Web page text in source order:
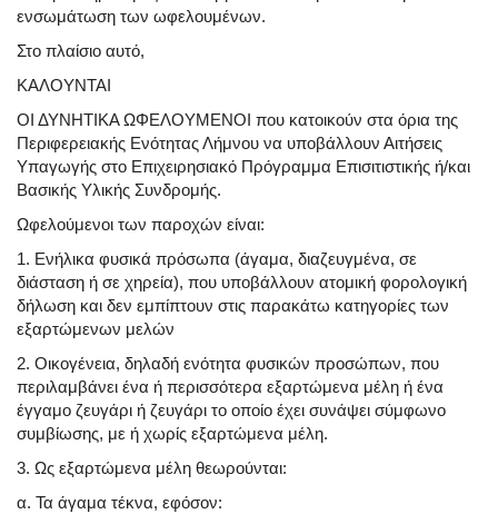
ενσωμάτωση των ωφελουμένων.
Στο πλαίσιο αυτό,
ΚΑΛΟΥΝΤΑΙ
ΟΙ ΔΥΝΗΤΙΚΑ ΩΦΕΛΟΥΜΕΝΟΙ που κατοικούν στα όρια της
Περιφερειακής Ενότητας Λήμνου να υποβάλλουν Αιτήσεις
Υπαγωγής στο Επιχειρησιακό Πρόγραμμα Επισιτιστικής ή/και
Βασικής Υλικής Συνδρομής.
Ωφελούμενοι των παροχών είναι:
1. Ενήλικα φυσικά πρόσωπα (άγαμα, διαζευγμένα, σε
διάσταση ή σε χηρεία), που υποβάλλουν ατομική φορολογική
δήλωση και δεν εμπίπτουν στις παρακάτω κατηγορίες των
εξαρτώμενων μελών
2. Οικογένεια, δηλαδή ενότητα φυσικών προσώπων, που
περιλαμβάνει ένα ή περισσότερα εξαρτώμενα μέλη ή ένα
έγγαμο ζευγάρι ή ζευγάρι το οποίο έχει συνάψει σύμφωνο
συμβίωσης, με ή χωρίς εξαρτώμενα μέλη.
3. Ως εξαρτώμενα μέλη θεωρούνται:
α. Τα άγαμα τέκνα, εφόσον: